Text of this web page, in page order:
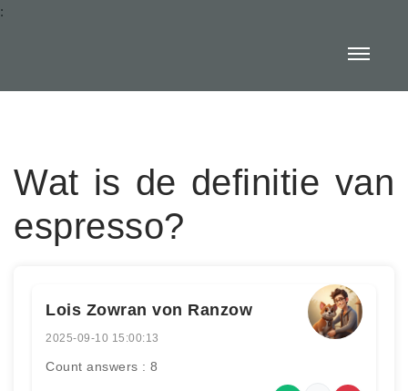
:
Wat is de definitie van
espresso?
Lois Zowran von Ranzow
2025-09-10 15:00:13
Count answers : 8